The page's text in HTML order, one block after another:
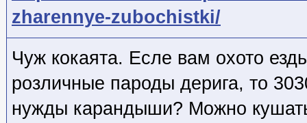
zharennye-zubochistki/
Чуж кокаята. Есле вам охото
розличные пароды дерига, то
нужды карандыши? Можно